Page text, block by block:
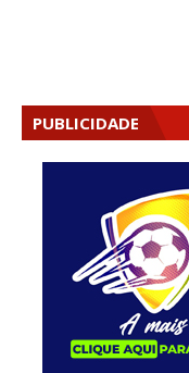
PUBLICIDADE